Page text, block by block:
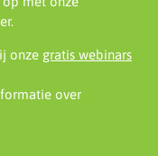
onze gratis webinars
over